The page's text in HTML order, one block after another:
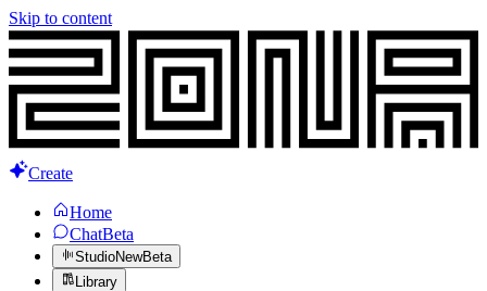
Skip to content
Create
Home
ChatBeta
StudioNewBeta
Library